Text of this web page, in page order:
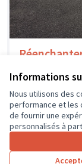
Informations
Nous utilisons des
performance et les
de fournir une
personnalisés à
espace de cour